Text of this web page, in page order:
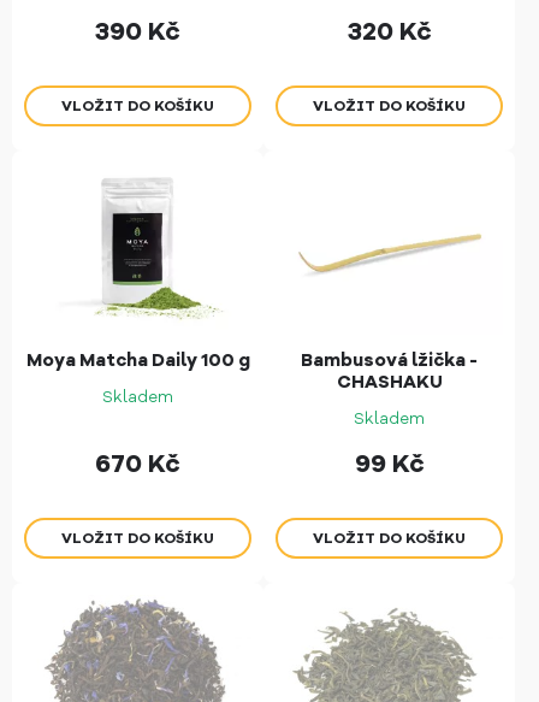
390 Kč 320 Kč
Moya Matcha Daily 100 g
Skladem
670 Kč
Bambusová lžička -
CHASHAKU
Skladem
99 Kč